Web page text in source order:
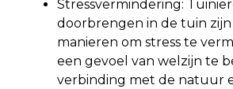
Stressvermindering:
doorbrengen in de tuin
manieren om stress te
een gevoel van welzijn te
verbinding met de natuur